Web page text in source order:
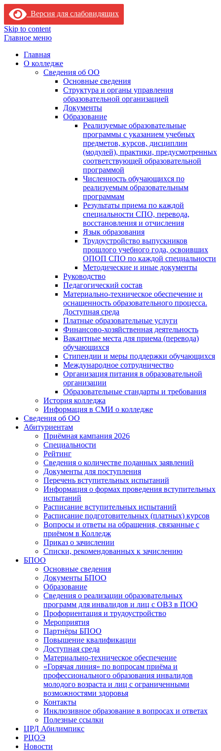
Версия для слабовидящих
Skip to content
Главное меню
Главная
О колледже
Сведения об ОО
Основные сведения
Структура и органы управления
образовательной организацией
Документы
Образование
Реализуемые образовательные
программы с указанием учебных
предметов, курсов, дисциплин
(модулей), практики, предусмотренных
соответствующей образовательной
программой
Численность обучающихся по
реализуемым образовательным
программам
Результаты приема по каждой
специальности СПО, перевода,
восстановления и отчисления
Язык образования
Трудоустройство выпускников
прошлого учебного года, освоивших
ОПОП СПО по каждой специальности
Методические и иные документы
Руководство
Педагогический состав
Материально-техническое обеспечение и
оснащенность образовательного процесса.
Доступная среда
Платные образовательные услуги
Финансово-хозяйственная деятельность
Вакантные места для приема (перевода)
обучающихся
Стипендии и меры поддержки обучающихся
Международное сотрудничество
Организация питания в образовательной
организации
Образовательные стандарты и требования
История колледжа
Информация в СМИ о колледже
Сведения об ОО
Абитуриентам
Приёмная кампания 2026
Специальности
Рейтинг
Сведения о количестве поданных заявлений
Документы для поступления
Перечень вступительных испытаний
Информация о формах проведения вступительных
испытаний
Расписание вступительных испытаний
Расписание подготовительных (платных) курсов
Вопросы и ответы на обращения, связанные с
приёмом в Колледж
Приказ о зачислении
Списки, рекомендованных к зачислению
БПОО
Основные сведения
Документы БПОО
Образование
Сведения о реализации образовательных
программ для инвалидов и лиц с ОВЗ в ПОО
Профориентация и трудоустройство
Мероприятия
Партнёры БПОО
Повышение квалификации
Доступная среда
Материально-техническое обеспечение
«Горячая линия» по вопросам приёма и
профессионального образования инвалидов
молодого возраста и лиц с ограниченными
возможностями здоровья
Контакты
Инклюзивное образование в вопросах и ответах
Полезные ссылки
ЦРД Абилимпикс
РЦОЭ
Новости